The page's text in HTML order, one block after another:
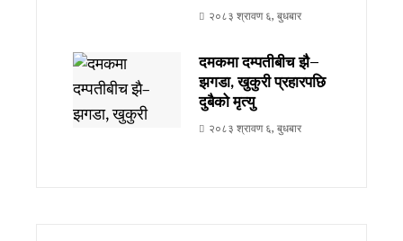
२०८३ श्रावण ६, बुधबार
दमकमा दम्पतीबीच झै–
झगडा, खुकुरी प्रहारपछि
दुबैको मृत्यु
२०८३ श्रावण ६, बुधबार